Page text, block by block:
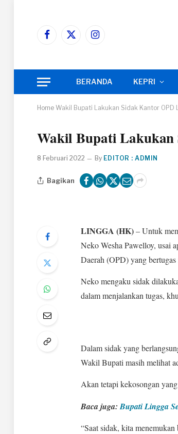
Facebook
X
Instagram
BERANDA KEPRI
Home Wakil Bupati Lakukan Sidak Kantor OPD
Wakil Bupati
8 Februari 2022 By EDITOR : ADMIN
Bagikan
LINGGA (HK)– Untuk
Neko Wesha Pawelloy, usai
Daerah (OPD) yang
Neko mengaku sidak
dalam menjalankan tugas,
Dalam sidak yang
Wakil Bupati masih melihat
Akan tetapi kekosongan
Baca juga:Bupati Lingga
“Saat sidak, kita